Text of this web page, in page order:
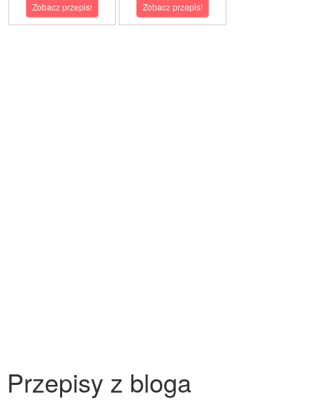
Zobacz przepis! Zobacz przepis!
Przepisy z bloga